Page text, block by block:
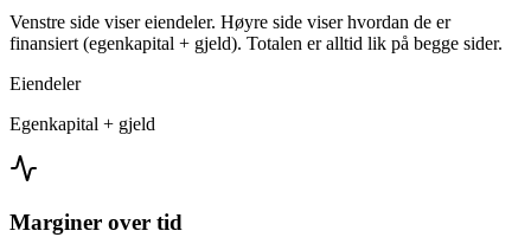
Venstre side viser eiendeler. Høyre side viser hvordan de er
finansiert (egenkapital + gjeld). Totalen er alltid lik på begge sider.
Eiendeler
Egenkapital + gjeld
Marginer over tid